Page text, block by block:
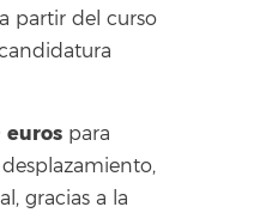
partir del curso
euros para
gracias a la